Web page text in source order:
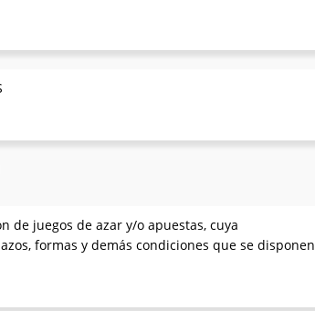
de juegos de azar y/o apuestas, cuya
formas y demás condiciones que se disponen